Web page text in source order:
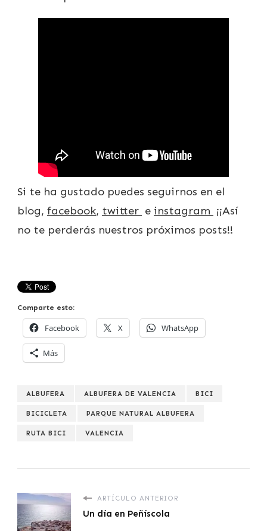
Si te ha gustado puedes seguirnos en el
blog, facebook, twitter e instagram ¡¡Así
no te perderás nuestros próximos posts!!
Comparte esto:
Facebook X WhatsApp
Más
ALBUFERA ALBUFERA DE VALENCIA BICI
BICICLETA PARQUE NATURAL ALBUFERA
RUTA BICI VALENCIA
ARTÍCULO ANTERIOR
Un día en Peñíscola